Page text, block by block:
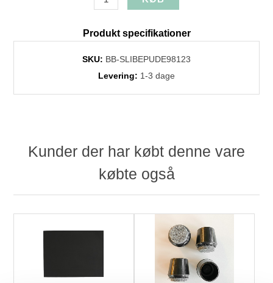
Produkt specifikationer
SKU: BB-SLIBEPUDE98123
Levering: 1-3 dage
Kunder der har købt denne vare
købte også